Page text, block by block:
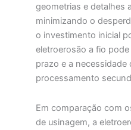
geometrias e detalhes
minimizando o
o investimento inicial
eletroerosão a fio
prazo e a necessidade
processamento
Em comparação com
de usinagem, a